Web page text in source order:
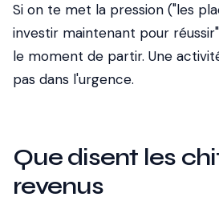
Si on te met la pression ("les
investir maintenant pour
le moment de partir. Une
pas dans l'urgence.
Que disent les
revenus